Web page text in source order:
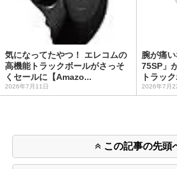
気になってたやつ！ エレコムの
高機能トラックボールがさっそ
くセールに【Amazo...
2026年7月11日
腕が痛
75SP」
トラッ
2026年7月
この記事の先頭